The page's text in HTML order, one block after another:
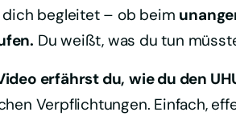
dich begleitet – ob beim
Du weißt, was du tun
erfährst du, wie du den
Verpflichtungen. Einfach,